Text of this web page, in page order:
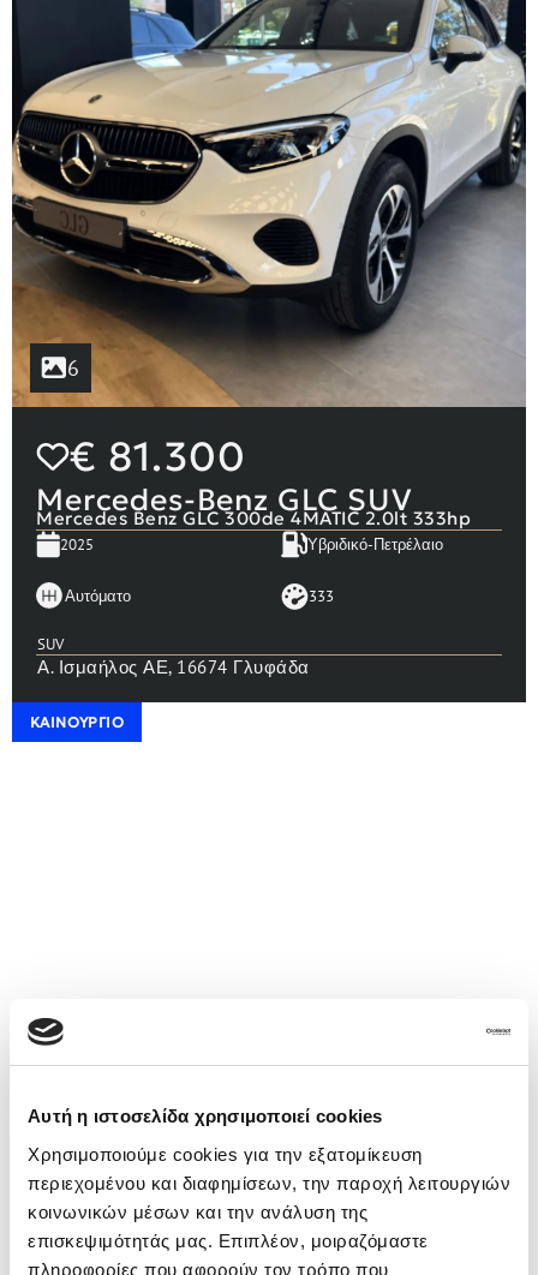
Αυτή η ιστοσελίδα χρησιμοποιεί cookies
Χρησιμοποιούμε cookies για την εξατομίκευση
περιεχομένου και διαφημίσεων, την παροχή λειτουργιών
κοινωνικών μέσων και την ανάλυση της
επισκεψιμότητάς μας. Επιπλέον, μοιραζόμαστε
πληροφορίες που αφορούν τον τρόπο που
6
€ 81.300
Mercedes-Benz GLC SUV
Mercedes Benz GLC 300de 4MATIC 2.0lt 333hp
2025 Υβριδικό-Πετρέλαιο
Αυτόματο 333
SUV
Α. Ισμαήλος ΑΕ, 16674 Γλυφάδα
10
ΚΑΙΝΟΎΡΓΙΟ